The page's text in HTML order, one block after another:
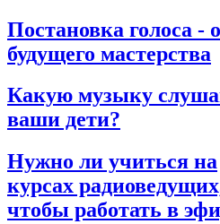
Постановка голоса -
будущего мастерства
Какую музыку
ваши дети?
Нужно ли учиться на
курсах
чтобы работать в